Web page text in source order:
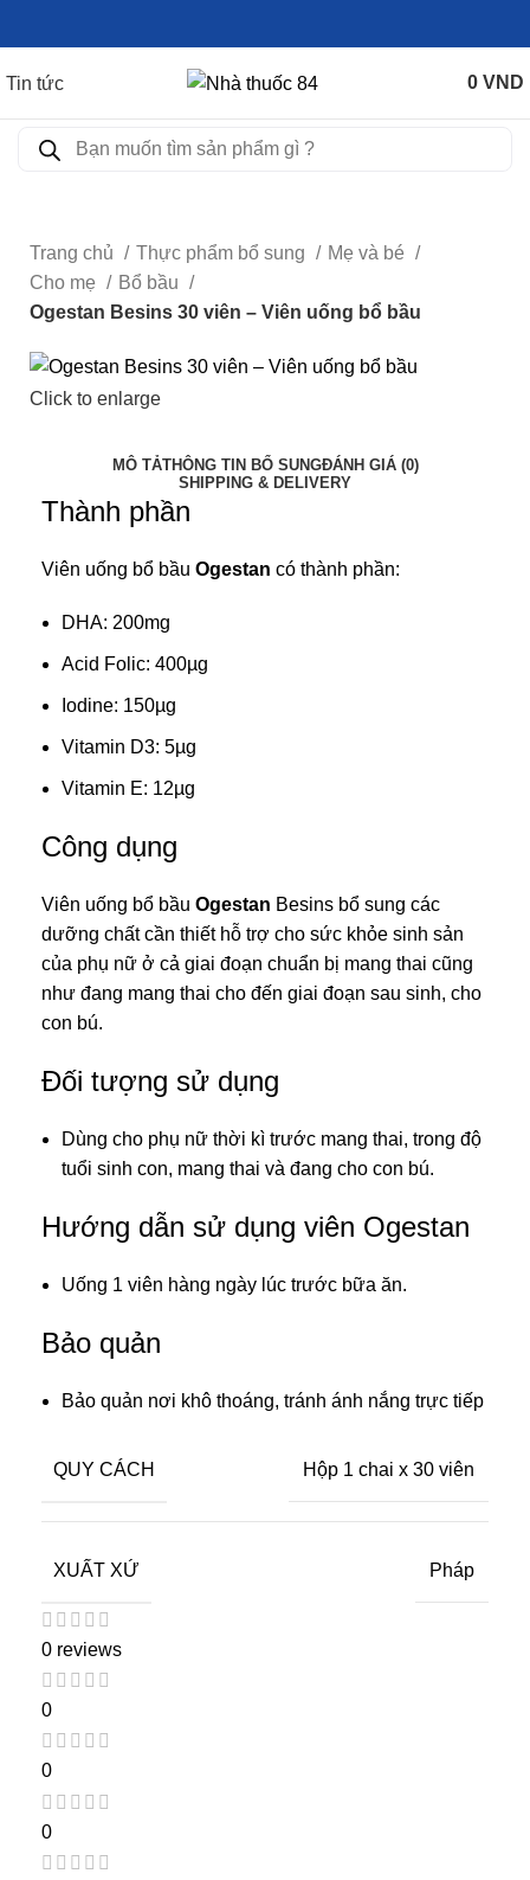
Tin tức 0 VND
Trang chủ Thực phẩm bổ sung
Mẹ và bé
Cho mẹ
Bổ bầu
Ogestan Besins 30 viên – Viên uống bổ bầu
Click to enlarge
MÔ TẢTHÔNG TIN BỔ SUNGĐÁNH GIÁ (0)
SHIPPING & DELIVERY
Thành phần
Viên uống bổ bầu Ogestan có thành phần:
DHA: 200mg
Acid Folic: 400µg
Iodine: 150µg
Vitamin D3: 5µg
Vitamin E: 12µg
Công dụng
Viên uống bổ bầu Ogestan Besins bổ sung các
dưỡng chất cần thiết hỗ trợ cho sức khỏe sinh sản
của phụ nữ ở cả giai đoạn chuẩn bị mang thai cũng
như đang mang thai cho đến giai đoạn sau sinh, cho
con bú.
Đối tượng sử dụng
Dùng cho phụ nữ thời kì trước mang thai, trong độ
tuổi sinh con, mang thai và đang cho con bú.
Hướng dẫn sử dụng viên Ogestan
Uống 1 viên hàng ngày lúc trước bữa ăn.
Bảo quản
Bảo quản nơi khô thoáng, tránh ánh nắng trực tiếp
QUY CÁCH Hộp 1 chai x 30 viên
XUẤT XỨ Pháp
0 reviews
0
0
0